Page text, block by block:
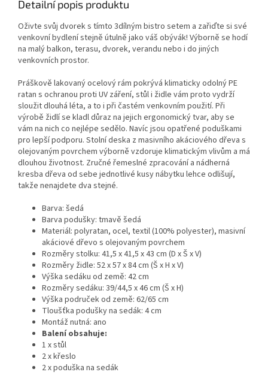
Detailní popis produktu
Oživte svůj dvorek s tímto 3dílným bistro setem a zařiďte si své
venkovní bydlení stejně útulně jako váš obývák! Výborně se hodí
na malý balkon, terasu, dvorek, verandu nebo i do jiných
venkovních prostor.
Práškově lakovaný ocelový rám pokrývá klimaticky odolný PE
ratan s ochranou proti UV záření, stůl i židle vám proto vydrží
sloužit dlouhá léta, a to i při častém venkovním použití. Při
výrobě židlí se kladl důraz na jejich ergonomický tvar, aby se
vám na nich co nejlépe sedělo. Navíc jsou opatřené poduškami
pro lepší podporu. Stolní deska z masivního akáciového dřeva s
olejovaným povrchem výborně vzdoruje klimatickým vlivům a má
dlouhou životnost. Zručné řemeslné zpracování a nádherná
kresba dřeva od sebe jednotlivé kusy nábytku lehce odlišují,
takže nenajdete dva stejné.
Barva: šedá
Barva podušky: tmavě šedá
Materiál: polyratan, ocel, textil (100% polyester), masivní
akáciové dřevo s olejovaným povrchem
Rozměry stolku: 41,5 x 41,5 x 43 cm (D x Š x V)
Rozměry židle: 52 x 57 x 84 cm (Š x H x V)
Výška sedáku od země: 42 cm
Rozměry sedáku: 39/44,5 x 46 cm (Š x H)
Výška područek od země: 62/65 cm
Tloušťka podušky na sedák: 4 cm
Montáž nutná: ano
Balení obsahuje:
1 x stůl
2 x křeslo
2 x poduška na sedák